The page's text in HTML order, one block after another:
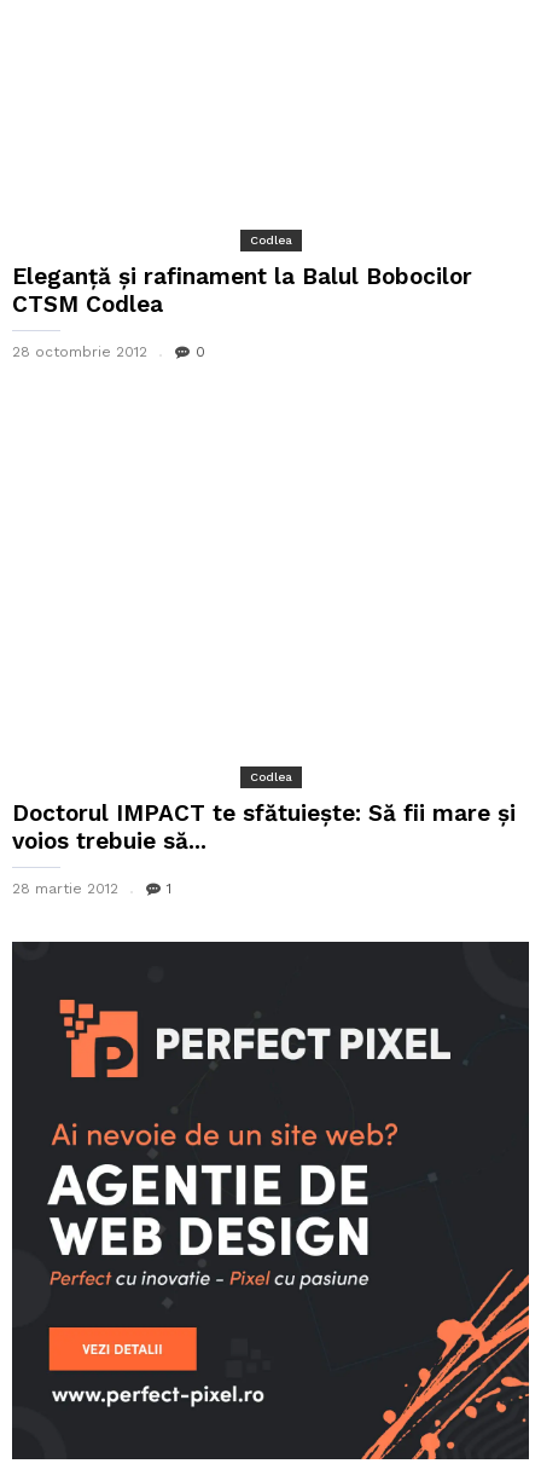
Codlea
Eleganță și rafinament la Balul Bobocilor
CTSM Codlea
28 octombrie 2012 0
Codlea
Doctorul IMPACT te sfătuiește: Să fii mare și
voios trebuie să...
28 martie 2012 1